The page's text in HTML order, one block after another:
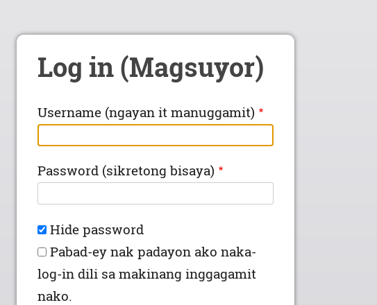
Log in (Magsuyor)
Username (ngayan it manuggamit)
Password (sikretong bisaya)
Hide password
Pabad-ey nak padayon ako naka-
log-in dili sa makinang inggagamit
nako.